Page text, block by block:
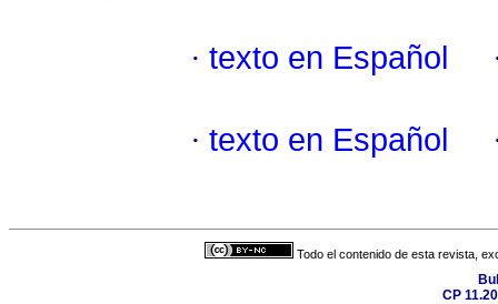
· texto en Español
· texto en Español
Todo el contenido de esta revista,
CP